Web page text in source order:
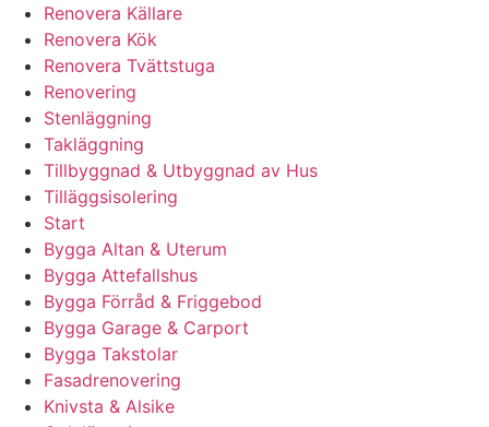
Renovera Källare
Renovera Kök
Renovera Tvättstuga
Renovering
Stenläggning
Takläggning
Tillbyggnad & Utbyggnad av Hus
Tilläggsisolering
Start
Bygga Altan & Uterum
Bygga Attefallshus
Bygga Förråd & Friggebod
Bygga Garage & Carport
Bygga Takstolar
Fasadrenovering
Knivsta & Alsike